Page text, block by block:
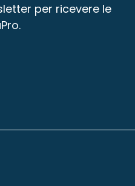
per ricevere le